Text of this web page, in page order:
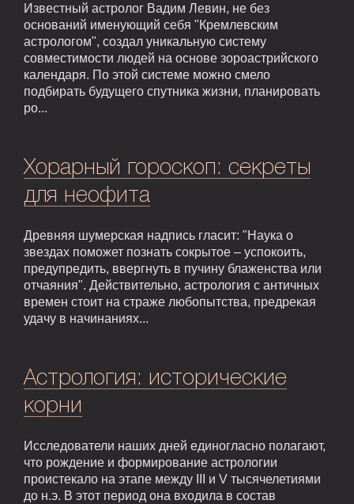
Известный астролог Вадим Левин, не без
оснований именующий себя "Кремлевским
астрологом", создал уникальную систему
совместимости людей на основе зороастрийского
календаря. По этой системе можно смело
подбирать будущего спутника жизни, планировать
ро...
Хорарный гороскоп: секреты
для неофита
Древняя шумерская надпись гласит: "Наука о
звездах поможет познать сокрытое – успокоить,
предупредить, ввергнуть в пучину блаженства или
отчаяния". Действительно, астрология с античных
времен стоит на страже любопытства, предрекая
удачу в начинаниях...
Астрология: исторические
корни
Исследователи наших дней единогласно полагают,
что рождение и формирование астрологии
проистекало на этапе между III и V тысячелетиями
до н.э. В этот период она входила в состав